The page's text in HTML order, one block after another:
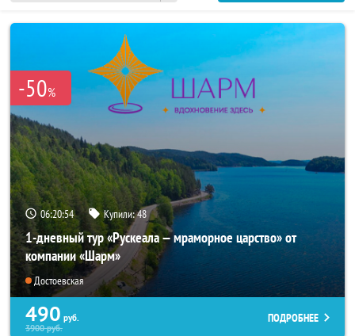
-50%
06:20:54 Купили:48
1-дневный тур «Рускеала — мраморное царство» от
компании «Шарм»
Достоевская
490 руб.
3900руб.
ПОДРОБНЕЕ